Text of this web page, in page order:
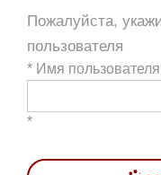
Пожалуйста,
пользователя
* Имя
*